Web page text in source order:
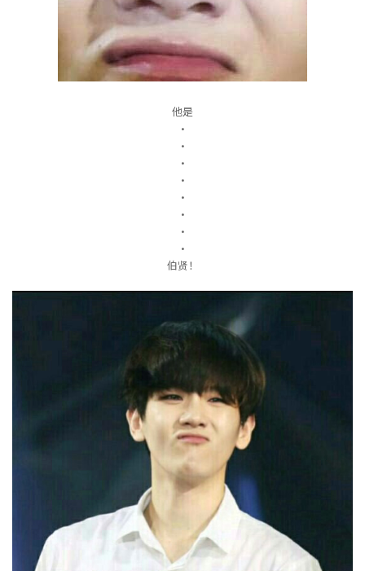
他是
・
・
・
・
・
・
・
・
伯贤！